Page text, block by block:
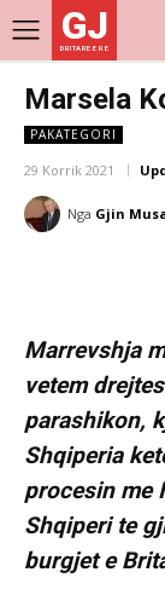
GJ
DRITARE E RE
Marsela
PAKATEGORI
29 Korrik 2021
Nga Gjin
Marrevshja
vetem
parashikon,
Shqiperia
procesin me
Shqiperi te
burgjet e